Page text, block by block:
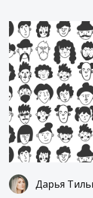
Дарья